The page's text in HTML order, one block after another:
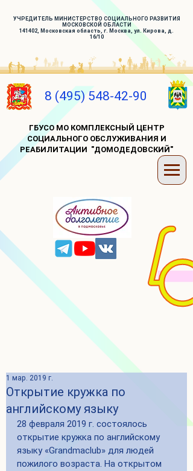
УЧРЕДИТЕЛЬ МИНИСТЕРСТВО СОЦИАЛЬНОГО РАЗВИТИЯ
МОСКОВСКОЙ ОБЛАСТИ
141402, Московская область, г. Москва, ул. Кирова, д.
16/10
8 (495) 548-42-90
ГБУСО МО КОМПЛЕКСНЫЙ ЦЕНТР
СОЦИАЛЬНОГО ОБСЛУЖИВАНИЯ И
РЕАБИЛИТАЦИИ "ДОМОДЕДОВСКИЙ"
Открытие кружка по
английскому языку
1 мар. 2019 г.
28 февраля 2019 г. состоялось
открытие кружка по английскому
языку «Grandmaclub» для людей
пожилого возраста. На открытом